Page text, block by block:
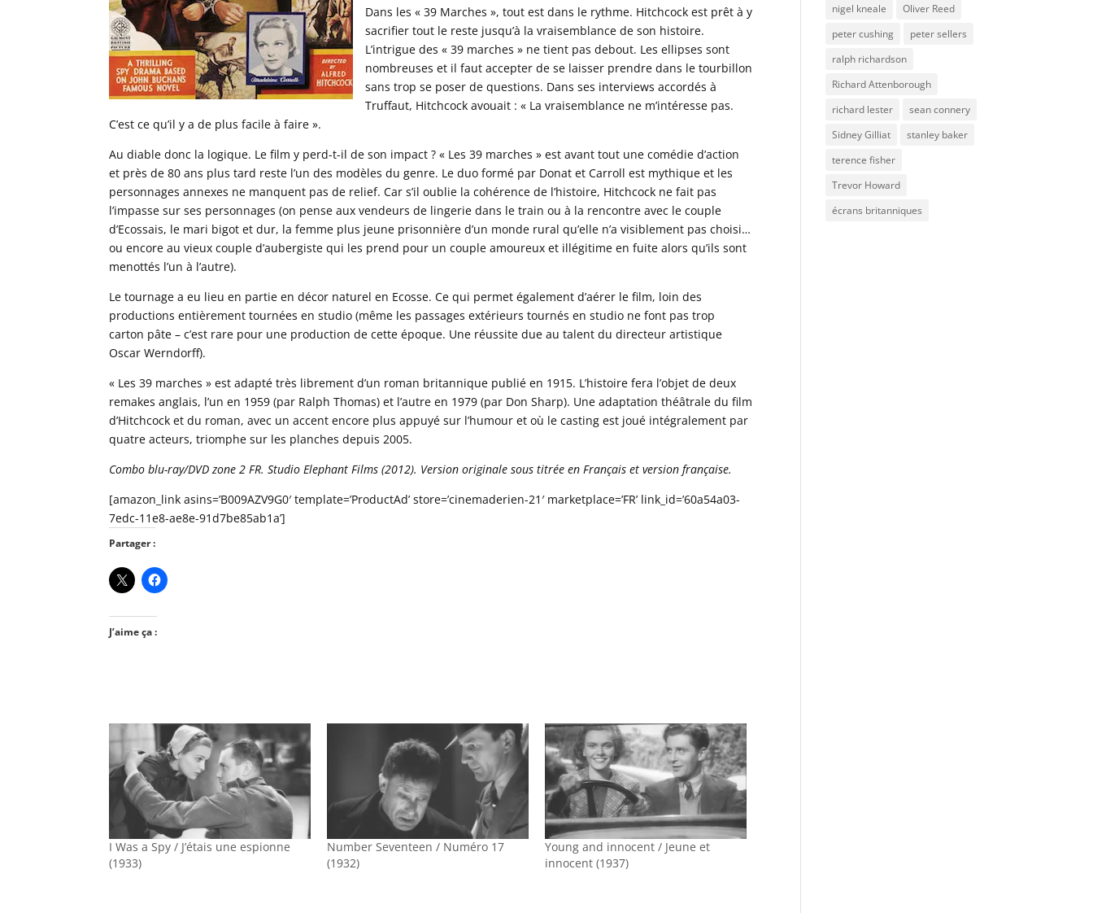
Dans les « 39 Marches », tout est dans le rythme. Hitchcock est prêt à y
sacrifier tout le reste jusqu’à la vraisemblance de son histoire.
L’intrigue des « 39 marches » ne tient pas debout. Les ellipses sont
nombreuses et il faut accepter de se laisser prendre dans le tourbillon
sans trop se poser de questions. Dans ses interviews accordés à
Truffaut, Hitchcock avouait : « La vraisemblance ne m’intéresse pas.
C’est ce qu’il y a de plus facile à faire ».
Au diable donc la logique. Le film y perd-t-il de son impact ? « Les 39 marches » est avant tout une comédie d’action
et près de 80 ans plus tard reste l’un des modèles du genre. Le duo formé par Donat et Carroll est mythique et les
personnages annexes ne manquent pas de relief. Car s’il oublie la cohérence de l’histoire, Hitchcock ne fait pas
l’impasse sur ses personnages (on pense aux vendeurs de lingerie dans le train ou à la rencontre avec le couple
d’Ecossais, le mari bigot et dur, la femme plus jeune prisonnière d’un monde rural qu’elle n’a visiblement pas choisi…
ou encore au vieux couple d’aubergiste qui les prend pour un couple amoureux et illégitime en fuite alors qu’ils sont
menottés l’un à l’autre).
Le tournage a eu lieu en partie en décor naturel en Ecosse. Ce qui permet également d’aérer le film, loin des
productions entièrement tournées en studio (même les passages extérieurs tournés en studio ne font pas trop
carton pâte – c’est rare pour une production de cette époque. Une réussite due au talent du directeur artistique
Oscar Werndorff).
« Les 39 marches » est adapté très librement d’un roman britannique publié en 1915. L’histoire fera l’objet de deux
remakes anglais, l’un en 1959 (par Ralph Thomas) et l’autre en 1979 (par Don Sharp). Une adaptation théâtrale du film
d’Hitchcock et du roman, avec un accent encore plus appuyé sur l’humour et où le casting est joué intégralement par
quatre acteurs, triomphe sur les planches depuis 2005.
Combo blu-ray/DVD zone 2 FR. Studio Elephant Films (2012). Version originale sous titrée en Français et version française.
[amazon_link asins=’B009AZV9G0′ template=’ProductAd’ store=’cinemaderien-21′ marketplace=’FR’ link_id=’60a54a03-
7edc-11e8-ae8e-91d7be85ab1a’]
Partager :
J’aime ça :
I Was a Spy / J’étais une espionne
(1933)
Number Seventeen / Numéro 17
(1932)
Young and innocent / Jeune et
innocent (1937)
nigel kneale
Oliver Reed
peter cushing
peter sellers
ralph richardson
Richard Attenborough
richard lester
sean connery
Sidney Gilliat
stanley baker
terence fisher
Trevor Howard
écrans britanniques